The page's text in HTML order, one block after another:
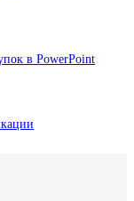
в PowerPoint